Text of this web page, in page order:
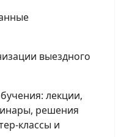
выездного
лекции,
решения
классы и